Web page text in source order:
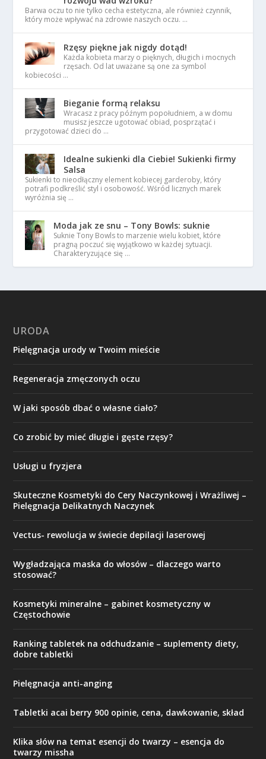
Barwa oczu to nie tylko cecha estetyczna, ale również czynnik,
który może wpływać na zdrowie naszych oczu. …
Rzęsy piękne jak nigdy dotąd!
Każda kobieta marzy o pięknych, długich i mocnych
rzęsach. Od lat uważane są one za symbol
kobiecości …
Bieganie formą relaksu
Wracasz z pracy późnym popołudniem, a w domu
musisz jeszcze ugotować obiad, posprzątać i
przygotować dzieci do …
Idealne sukienki dla Ciebie! Sukienki firmy
Salsa
Sukienki to nieodłączny element kobiecej garderoby, który
potrafi podkreślić styl i osobowość. Wśród licznych marek
wyróżnia się …
Moda jak ze snu – Tony Bowls: suknie
Suknie Tony Bowls to marzenie wielu kobiet, które
pragną poczuć się wyjątkowo w każdej sytuacji.
Charakteryzujące się …
URODA
Pielęgnacja urody w Twoim mieście
Regeneracja zmęczonych oczu
W jaki sposób dbać o własne ciało?
Co zrobić by mieć długie i gęste rzęsy?
Usługi u fryzjera
Skuteczne Kosmetyki do Cery Naczynkowej i Wrażliwej –
Pielęgnacja Delikatnych Naczynek
Vectus- rewolucja w świecie depilacji laserowej
Wygładzająca maska do włosów – dlaczego warto
stosować?
Kosmetyki mineralne – gabinet kosmetyczny w
Częstochowie
Ranking tabletek na odchudzanie – suplementy diety,
dobre tabletki
Pielęgnacja anti-anging
Tabletki acai berry 900 opinie, cena, dawkowanie, skład
Klika słów na temat esencji do twarzy – esencja do
twarzy missha